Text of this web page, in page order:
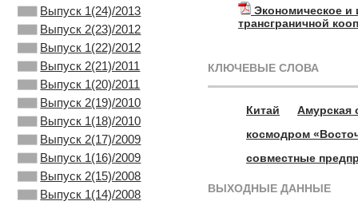
Выпуск 1(24)/2013
Выпуск 2(23)/2012
Выпуск 1(22)/2012
Выпуск 2(21)/2011
Выпуск 1(20)/2011
Выпуск 2(19)/2010
Выпуск 1(18)/2010
Выпуск 2(17)/2009
Выпуск 1(16)/2009
Выпуск 2(15)/2008
Выпуск 1(14)/2008
Экономическое и
трансграничной
КЛЮЧЕВЫЕ СЛОВА
Китай
Амурская
космодром
совместные
ВЫХОДНЫЕ ДАННЫЕ